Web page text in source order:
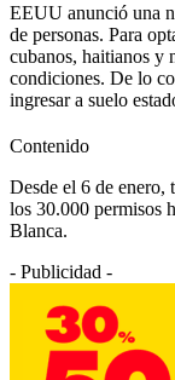
EEUU anunció una
de personas. Para
cubanos, haitianos y
condiciones. De lo
ingresar a suelo
Contenido
Desde el 6 de enero,
los 30.000 permisos
Blanca.
- Publicidad -